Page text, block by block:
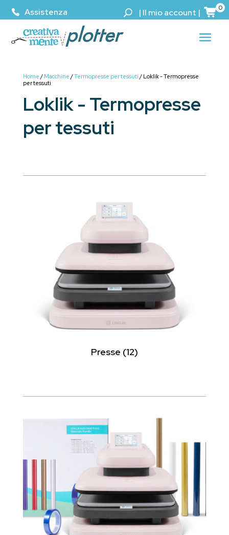
Assistenza | Il mio account | 0
Home / Macchine /Termopresse per tessuti / Loklik - Termopresse
per tessuti
Loklik - Termopresse
per tessuti
Presse (12)